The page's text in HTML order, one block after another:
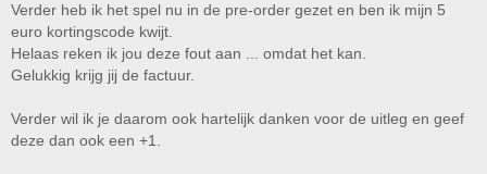
Verder heb ik het spel nu in de pre-order gezet en ben ik mijn 5
euro kortingscode kwijt.
Helaas reken ik jou deze fout aan ... omdat het kan.
Gelukkig krijg jij de factuur.
Verder wil ik je daarom ook hartelijk danken voor de uitleg en geef
deze dan ook een +1.